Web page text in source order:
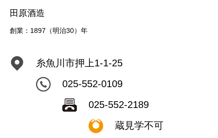
田原酒造
創業：1897（明治30）年
糸魚川市押上1-1-25
025-552-0109
025-552-2189
蔵見学不可